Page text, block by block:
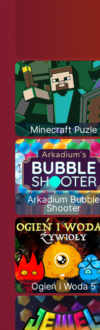
Minecraft Puzle
Arkadium Bubble
Shooter
Ogień i Woda 5